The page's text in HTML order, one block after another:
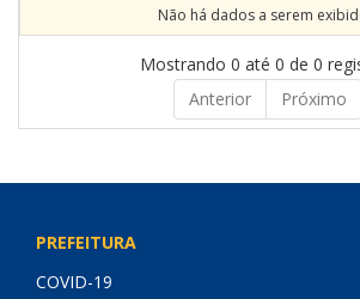
Não há dados a serem
Mostrando 0 até 0 de 0
Anterior
Próximo
PREFEITURA
COVID-19